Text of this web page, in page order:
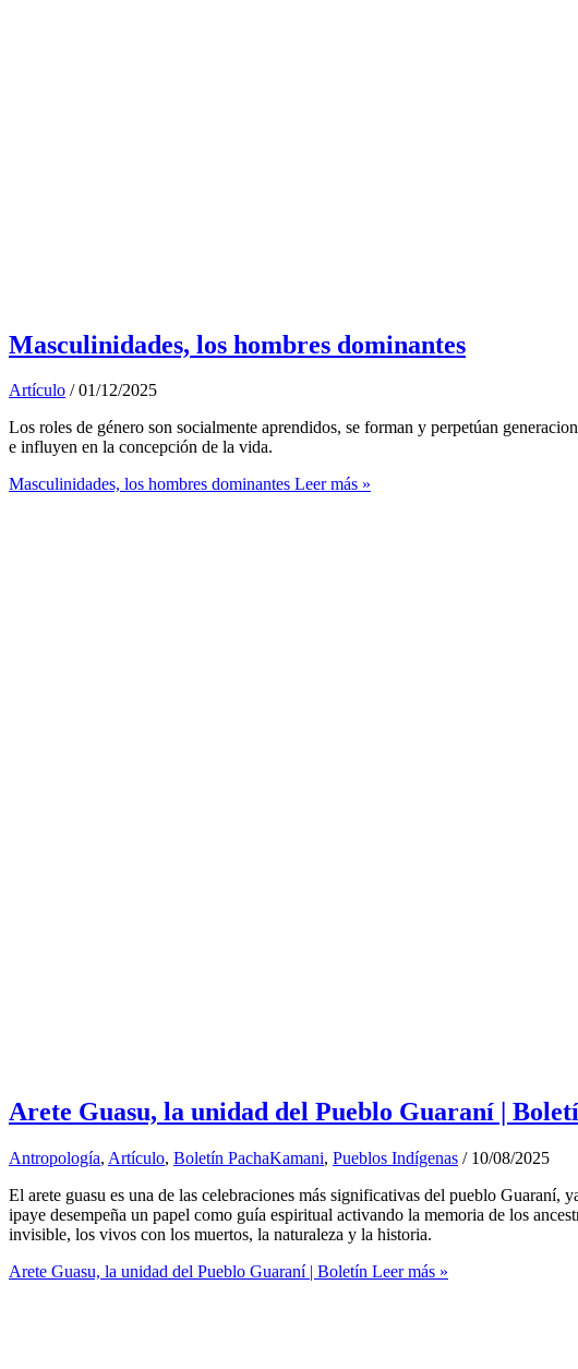
Masculinidades, los hombres dominantes
Artículo /01/12/2025
Los roles de género son socialmente aprendidos, se forman y perpetúan
e influyen en la concepción de la vida.
Masculinidades, los hombres dominantes Leer más »
Arete Guasu, la unidad del Pueblo Guaraní |
Antropología, Artículo, Boletín PachaKamani, Pueblos Indígenas / 10/08/2025
El arete guasu es una de las celebraciones más significativas del pueblo
ipaye desempeña un papel como guía espiritual activando la memoria de los
invisible, los vivos con los muertos, la naturaleza y la historia.
Arete Guasu, la unidad del Pueblo Guaraní | Boletín Leer más »